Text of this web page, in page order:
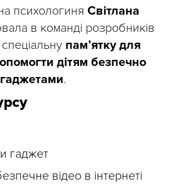
психологиня Світлана
в команді розробників
памʼятку для
дітям безпечно
.
гаджет
відео в інтернеті